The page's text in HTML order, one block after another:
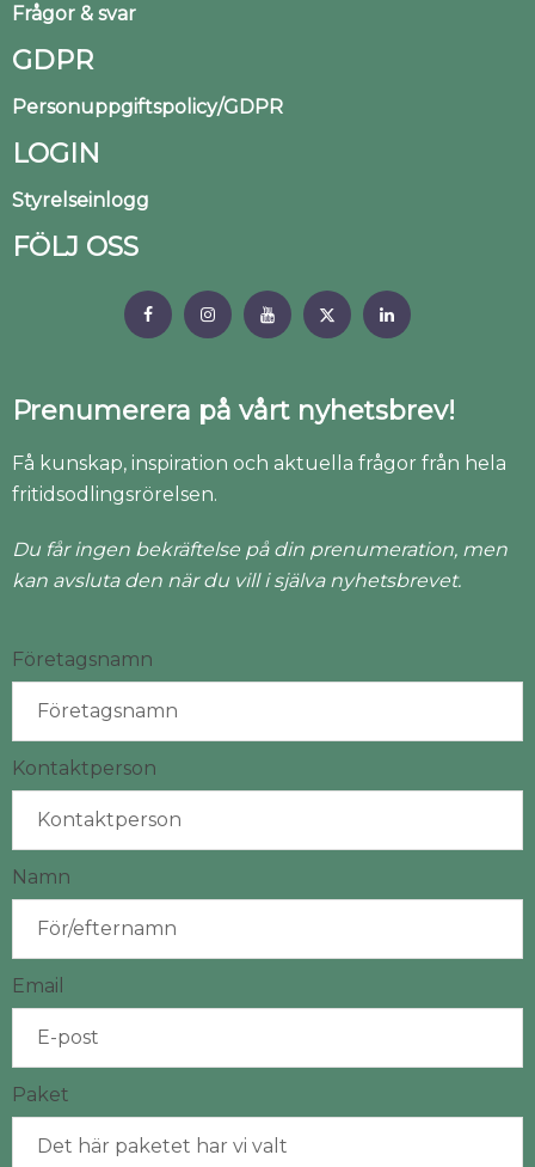
Frågor & svar
GDPR
Personuppgiftspolicy/GDPR
LOGIN
Styrelseinlogg
FÖLJ OSS
Prenumerera på vårt nyhetsbrev!
Få kunskap, inspiration och aktuella frågor från hela
fritidsodlingsrörelsen.
Du får ingen bekräftelse på din prenumeration, men
kan avsluta den när du vill i själva nyhetsbrevet.
Företagsnamn
Kontaktperson
Namn
Email
Paket